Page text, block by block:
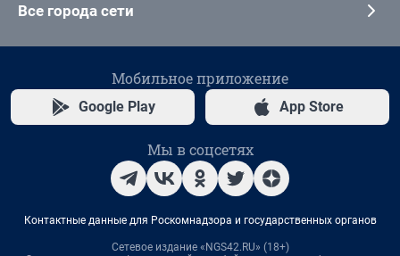
Все города сети
Мобильное приложение
Google Play App Store
Мы в соцсетях
Контактные данные для Роскомнадзора и государственных органов
Сетевое издание «NGS42.RU» (18+)